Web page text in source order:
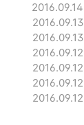
2016.09.14
2016.09.13
2016.09.13
2016.09.12
2016.09.12
2016.09.12
2016.09.12